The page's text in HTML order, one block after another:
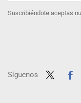
Suscribiéndote aceptas
Síguenos